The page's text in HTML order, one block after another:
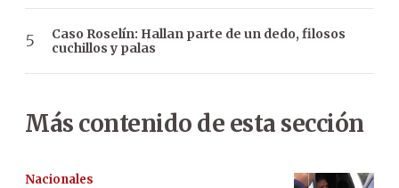
Caso Roselín: Hallan parte de un dedo, filosos
cuchillos y palas
Más contenido de esta sección
Nacionales